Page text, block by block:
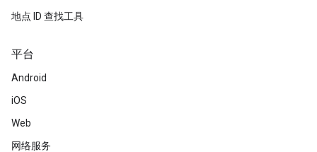
地点 ID 查找工具
平台
Android
iOS
Web
网络服务